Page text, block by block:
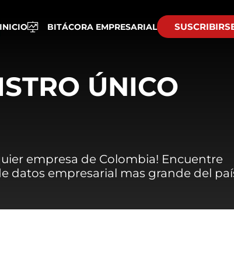
INICIO BITÁCORA EMPRESARIAL
ÚNICO
empresa de Colombia! Encuentre
datos empresarial mas grande del